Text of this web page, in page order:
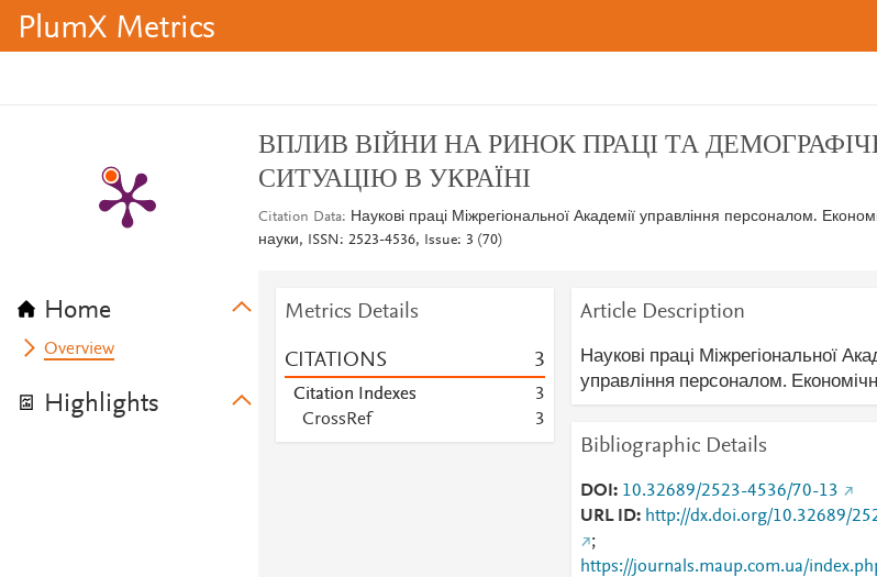
PlumX Metrics
Home
Overview
Highlights
ВПЛИВ ВІЙНИ НА РИНОК ПРАЦІ ТА
СИТУАЦІЮ В УКРАЇНІ
Citation Data
Наукові праці Міжрегіональної Академії управління персоналом.
науки, ISSN: 2523-4536, Issue: 3 (70)
Metrics Details
CITATIONS 3
Citation Indexes
3
CrossRef
3
Article Description
Наукові праці Міжрегіональної
управління персоналом.
Bibliographic Details
DOI
10.32689/2523-4536/70-13
URL ID
http://dx.doi.org/10.32689/
;
https://journals.maup.com.ua/